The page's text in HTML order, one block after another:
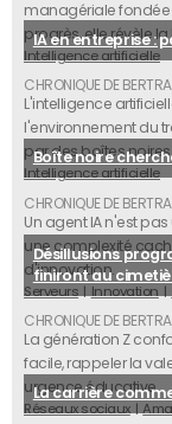
IA en entreprise :
managériale fondée
progrès, elle révèle
Intelligence artificielle
Boîte noire
L'intelligence
l'environnement du
par des boîtes
Intelligence artificielle
Désillusions
finiront au
Un agent IA n'est
une complexité
d'innovation.
Serveurs
Innovation
La carrière
La génération Z
facile, rappeler la
urgence éducative.
Réseaux sociaux